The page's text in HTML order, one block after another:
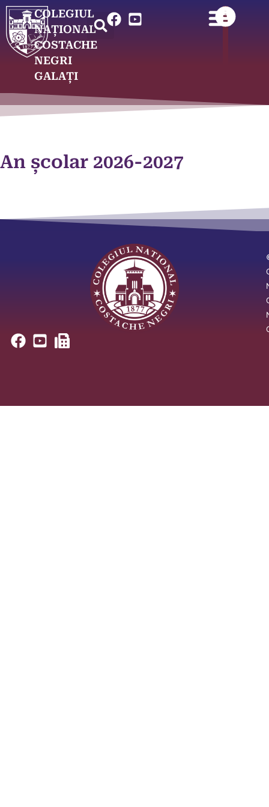
COLEGIUL
NAȚIONAL
COSTACHE
NEGRI
GALAȚI
An școlar 2026-2027